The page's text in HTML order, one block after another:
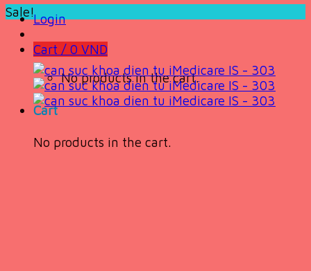
Login
Cart / 0 VND
No products in the cart.
Cart
No products in the cart.
Sale!